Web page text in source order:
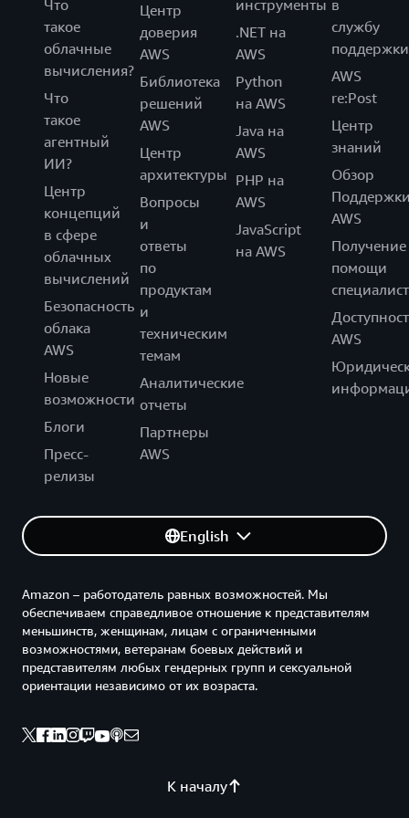
Что
такое
облачные
вычисления?
Что
такое
агентный
ИИ?
Центр
концепций
в сфере
облачных
вычислений
Безопасность
облака
AWS
Новые
возможности
Блоги
Пресс-
релизы
Центр
доверия
AWS
Библиотека
решений
AWS
Центр
архитектуры
Вопросы
и
ответы
по
продуктам
и
техническим
темам
Аналитические
отчеты
Партнеры
AWS
инструменты
.NET на
AWS
Python
на AWS
Java на
AWS
PHP на
AWS
JavaScript
на AWS
в
службу
поддержки
AWS
re:Post
Центр
знаний
Обзор
AWS
Получение
помощи
AWS
English
К началу
Amazon – работодатель равных возможностей. Мы
обеспечиваем справедливое отношение к представителям
меньшинств, женщинам, лицам с ограниченными
возможностями, ветеранам боевых действий и
представителям любых гендерных групп и сексуальной
ориентации независимо от их возраста.